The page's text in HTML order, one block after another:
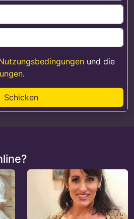
und die
.
Schicken